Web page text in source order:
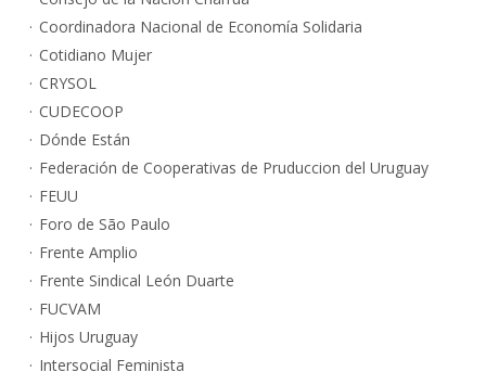
Coordinadora Nacional de Economía Solidaria
Cotidiano Mujer
CRYSOL
CUDECOOP
Dónde Están
Federación de Cooperativas de Pruduccion del Uruguay
FEUU
Foro de São Paulo
Frente Amplio
Frente Sindical León Duarte
FUCVAM
Hijos Uruguay
Intersocial Feminista